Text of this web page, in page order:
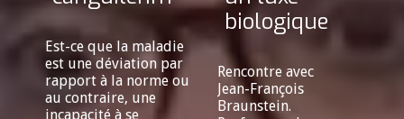
Est-ce que la maladie
est une déviation par
rapport à la norme ou
au contraire, une
incapacité à se
biologique
Rencontre avec
Jean-François
Braunstein.